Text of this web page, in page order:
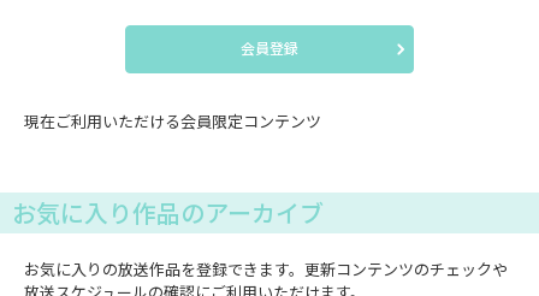
会員登録
現在ご利用いただける会員限定コンテンツ
お気に入り作品のアーカイブ
お気に入りの放送作品を登録できます。更新コンテンツのチェックや